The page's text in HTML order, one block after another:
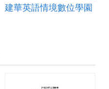
建華英語情境數位學園